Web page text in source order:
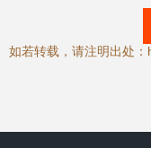
如若转载，请注明出处